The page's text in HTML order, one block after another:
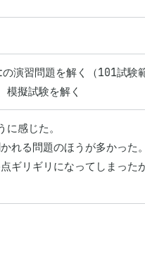
習問題を解く（101試験
感じた。
れる問題のほうが多かった。
ギリギリになってしまっ